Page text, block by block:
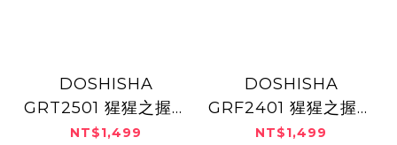
DOSHISHA
GRT2501 猩猩之握手
部按摩器(三色)
NT$1,499
DOSHISHA
GRF2401 猩猩之握腿
部按摩器(三色)
NT$1,499